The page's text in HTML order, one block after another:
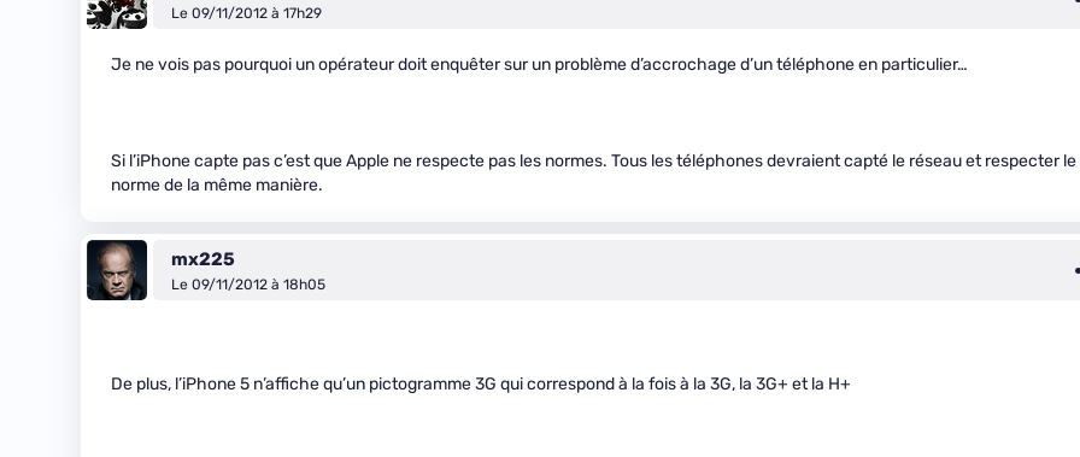
Le 09/11/2012 à 17h29
Je ne vois pas pourquoi un opérateur doit enquêter sur un problème d’accrochage d’un téléphone en particulier…
Si l’iPhone capte pas c’est que Apple ne respecte pas les normes. Tous les téléphones devraient capté le réseau et respecter le
norme de la même manière.
mx225
Le 09/11/2012 à 18h05
De plus, l’iPhone 5 n’affiche qu’un pictogramme 3G qui correspond à la fois à la 3G, la 3G+ et la H+